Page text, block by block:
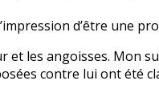
d’être une
et les angoisses. Mon
contre lui ont été